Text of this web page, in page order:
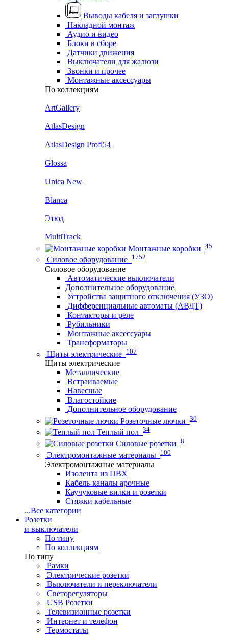
Выводы кабеля и заглушки
Накладной монтаж
Аудио и видео
Блоки в сборе
Датчики движения
Выключатели для жалюзи
Звонки и прочее
Монтажные аксессуары
По коллекциям
ArtGallery
AtlasDesign
AtlasDesign Profi54
Glossa
Unica New
Blanca
Этюд
MultiTrack
Монтажные коробки 45
Силовое оборудование 1752
Силовое оборудование
Автоматические выключатели
Дополнительное оборудование
Устройства защитного отключения (УЗО)
Дифференциальные автоматы (АВДТ)
Контакторы и реле
Рубильники
Монтажные аксессуары
Трансформаторы
Щиты электрические 107
Щиты электрические
Металлические
Встраиваемые
Навесные
Влагостойкие
Дополнительное оборудование
Розеточные лючки 30
Теплый пол 34
Силовые розетки 8
Электромонтажные материалы 100
Электромонтажные материалы
Изолента из ПВХ
Кабель-каналы арочные
Каучуковые вилки и розетки
Стяжки кабельные
...Все категории
Розетки
и выключатели
По типу
По коллекциям
По типу
Рамки
Электрические розетки
Выключатели и переключатели
Светорегуляторы
USB Розетки
Телевизионные розетки
Интернет и телефон
Термостаты